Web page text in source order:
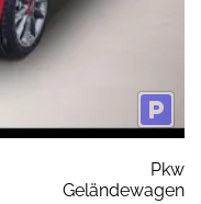
Pkw
Geländewagen